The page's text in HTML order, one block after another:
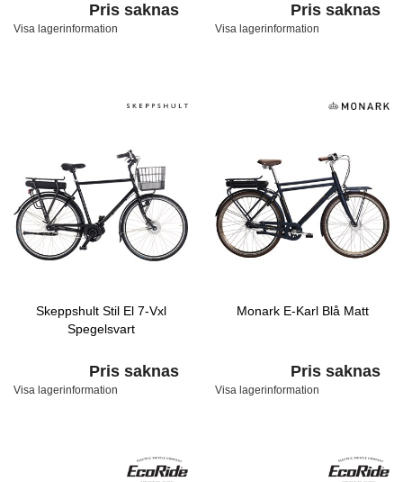
Pris saknas
Visa lagerinformation
Pris saknas
Visa lagerinformation
Skeppshult Stil El 7-Vxl
Spegelsvart
Pris saknas
Visa lagerinformation
Monark E-Karl Blå Matt
Pris saknas
Visa lagerinformation